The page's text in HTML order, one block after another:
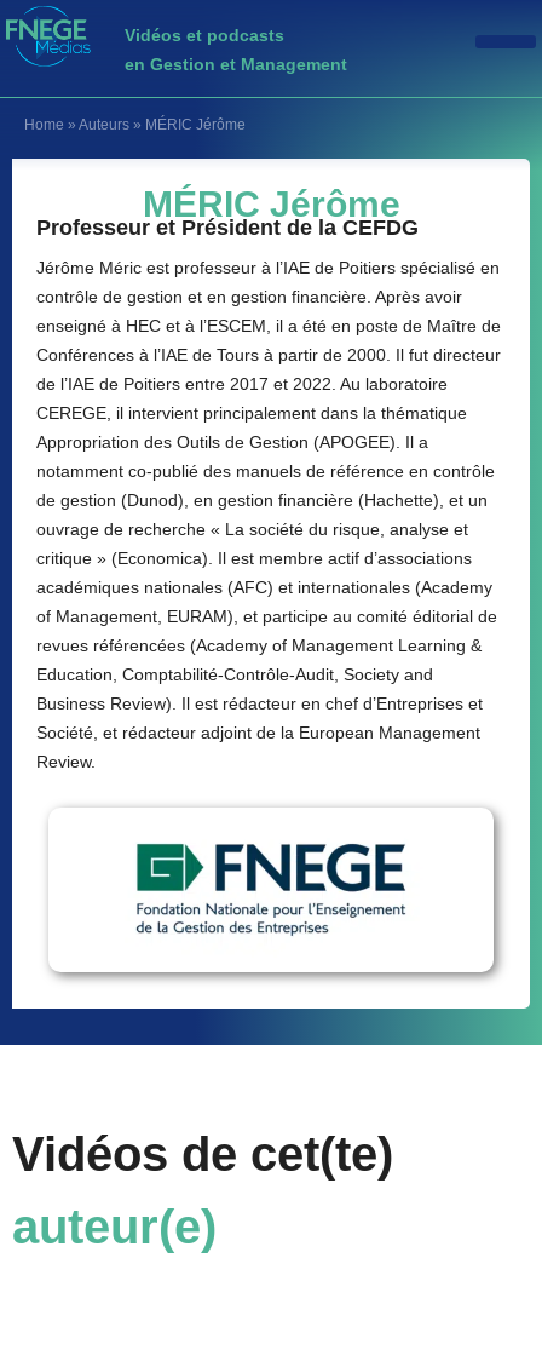
Vidéos et podcasts
en Gestion et Management
Home » Auteurs » MÉRIC Jérôme
MÉRIC Jérôme
Professeur et Président de la CEFDG
Jérôme Méric est professeur à l’IAE de Poitiers spécialisé en
contrôle de gestion et en gestion financière. Après avoir
enseigné à HEC et à l’ESCEM, il a été en poste de Maître de
Conférences à l’IAE de Tours à partir de 2000. Il fut directeur
de l’IAE de Poitiers entre 2017 et 2022. Au laboratoire
CEREGE, il intervient principalement dans la thématique
Appropriation des Outils de Gestion (APOGEE). Il a
notamment co-publié des manuels de référence en contrôle
de gestion (Dunod), en gestion financière (Hachette), et un
ouvrage de recherche « La société du risque, analyse et
critique » (Economica). Il est membre actif d’associations
académiques nationales (AFC) et internationales (Academy
of Management, EURAM), et participe au comité éditorial de
revues référencées (Academy of Management Learning &
Education, Comptabilité-Contrôle-Audit, Society and
Business Review). Il est rédacteur en chef d’Entreprises et
Société, et rédacteur adjoint de la European Management
Review.
Vidéos de cet(te)
auteur(e)